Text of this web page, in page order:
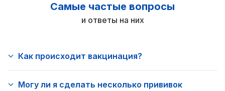
Самые частые вопросы
и ответы на них
Как происходит вакцинация?
Могу ли я сделать несколько прививок